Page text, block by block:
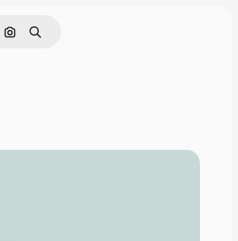
Nach Bild suchen
Suchen